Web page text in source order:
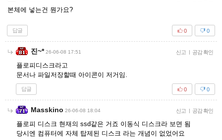
본체에 넣는건 뭔가요?
답글 0
0
진~* 26-06-08 17:51 신고 | 공감 확인
플로피디스크라고
문서나 파일저장할때 아이콘이 저거임.
답글 0
0
Masskino 26-06-08 18:04 신고 | 공감 확인
플로피 디스크 현재의 ssd같은 거죠 이동식 디스크라 보면 됨
당시엔 컴퓨터에 자체 탑제된 디스크 라는 개념이 없었어요